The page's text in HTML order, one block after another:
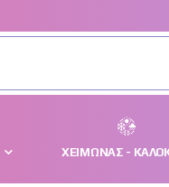
ΧΕΙΜΏΝΑΣ -